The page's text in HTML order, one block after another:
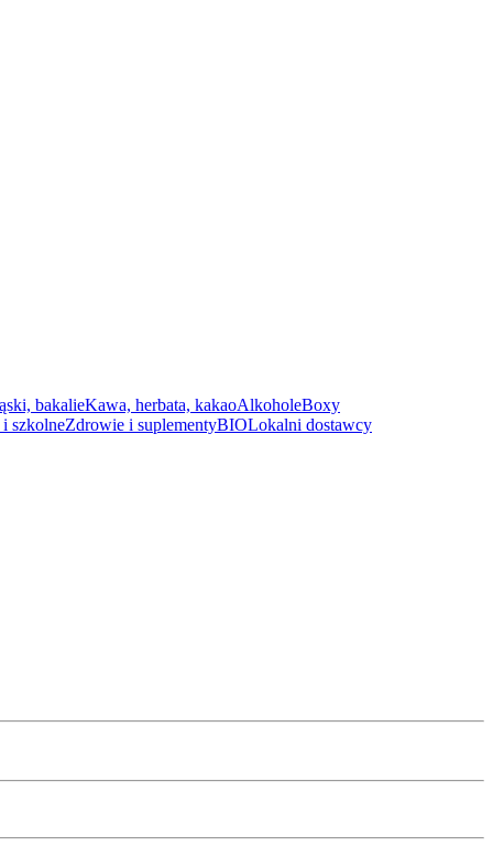
bakalieKawa, herbata, kakaoAlkoholeBoxy
szkolneZdrowie i suplementyBIOLokalni dostawcy